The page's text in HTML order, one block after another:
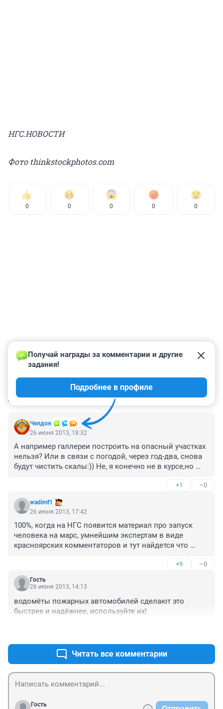
НГС.НОВОСТИ
Фото thinkstockphotos.com
0 0 0 0 0
КОММЕНТАРИИ 4
Челдон
Получай награды за комментарии и другие
задания!
Подробнее в профиле
26 июня 2013, 18:32
А например галлереи построить на опасный участках
нельзя? Или в связи с погодой, через год-два, снова
будут чистить скалы:)) Не, я конечно не в курсе,но
+1 –0
wadimf1
26 июня 2013, 17:42
100%, когда на НГС появится материал про запуск
человека на марс, умнейшим экспертам в виде
красноярских комментаторов и тут найдется что
+9 –0
Гость
26 июня 2013, 14:13
водомёты пожарных автомобилей сделают это
быстрее и надёжнее, используйте их!
Читать все комментарии
Гость